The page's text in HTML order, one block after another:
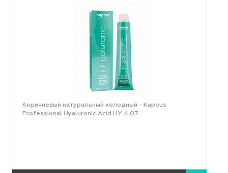
Коричневый натуральный холодный - Kapous
Professional Hyaluronic Acid HY 4.07